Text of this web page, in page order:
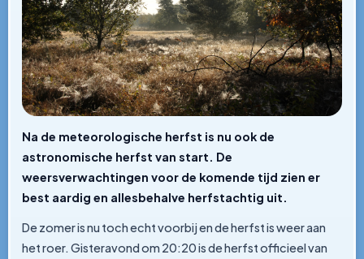
Na de meteorologische herfst is nu ook de
astronomische herfst van start. De
weersverwachtingen voor de komende tijd zien er
best aardig en allesbehalve herfstachtig uit.
De zomer is nu toch echt voorbij en de herfst is weer aan
het roer. Gisteravond om 20:20 is de herfst officieel van